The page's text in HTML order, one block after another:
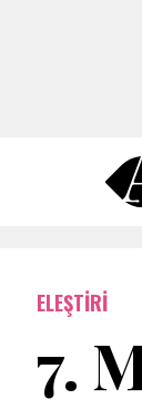
ELEŞTIRI
7.